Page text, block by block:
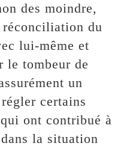
des moindre,
du
lui-même et
le tombeur de
un
certains
ont contribué à
la situation